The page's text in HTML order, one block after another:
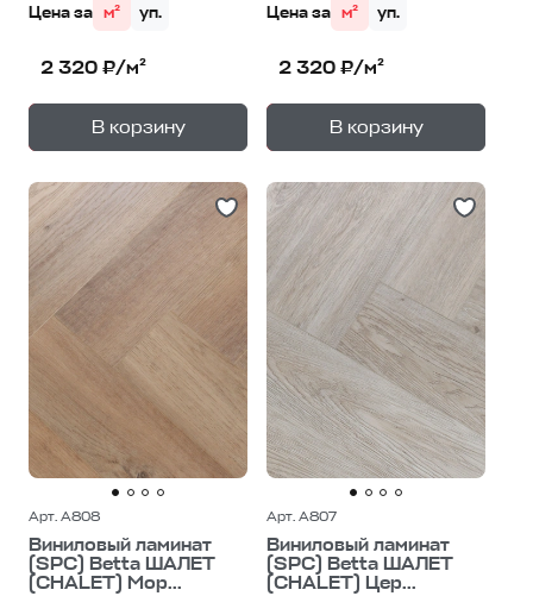
Цена за м² уп.
2 320 ₽/м²
В корзину
— 1уп.
Цена за м² уп.
2 320 ₽/м²
В корзину
— 1уп.
Арт. A808
Виниловый ламинат
(SPC) Betta ШАЛЕТ
(CHALET) Мор...
Арт. A807
Виниловый ламинат
(SPC) Betta ШАЛЕТ
(CHALET) Цер...